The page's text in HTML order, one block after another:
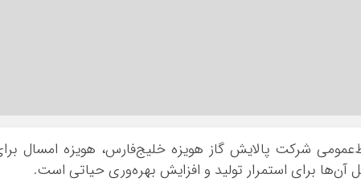
شرکت پالایش گاز هویزه خلیج‌فارس، هویزه امسال
برای استمرار تولید و افزایش بهره‌وری حیاتی است.